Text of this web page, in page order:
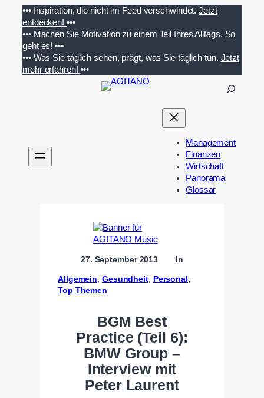
Inhalt
springen
••• Inspiration, die nicht im Feed verschwindet. Jetzt
entdecken! •••
••• Machen Sie Motivation zu einem Teil Ihres Alltags. So
geht es!•••
••• Was Sie täglich sehen, prägt, was Sie täglich tun. Jetzt
mehr erfahren! •••
n
Management
Finanzen
Wirtschaft
Panorama
Glossar
27. September 2013 In
Allgemein, Gesundheit, Personal
Top Themen
BGM Best
Practice (Teil 6):
BMW Group –
Interview mit
Peter Laurent